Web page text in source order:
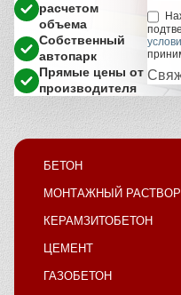
расчетом
объема
Собственный
автопарк
Прямые цены от
производителя
БЕТОН
МОНТАЖНЫЙ РАСТВОР
КЕРАМЗИТОБЕТОН
ЦЕМЕНТ
ГАЗОБЕТОН